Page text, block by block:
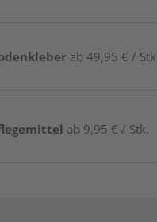
ab 49,95 € /
ab 9,95 € / Stk.